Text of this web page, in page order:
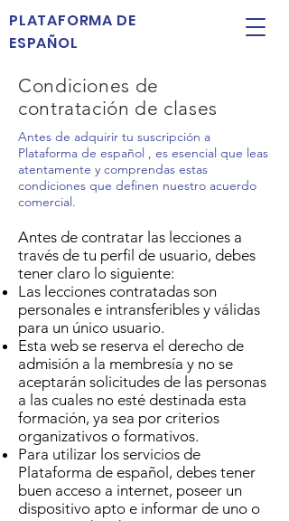
PLATAFORMA DE
ESPAÑOL
Condiciones de
contratación de clases
Antes de adquirir tu suscripción a
Plataforma de español , es esencial que leas
atentamente y comprendas estas
condiciones que definen nuestro acuerdo
comercial.
Antes de contratar las lecciones a
través de tu perfil de usuario, debes
tener claro lo siguiente:
Las lecciones contratadas son
personales e intransferibles y válidas
para un único usuario.
Esta web se reserva el derecho de
admisión a la membresía y no se
aceptarán solicitudes de las personas
a las cuales no esté destinada esta
formación, ya sea por criterios
organizativos o formativos.
Para utilizar los servicios de
Plataforma de español, debes tener
buen acceso a internet, poseer un
dispositivo apto e informar de uno o